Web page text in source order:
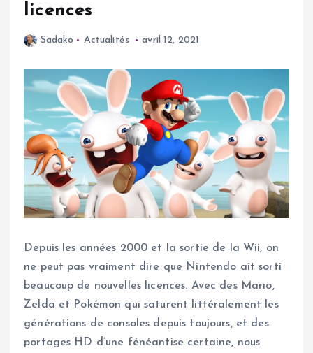
licences
Sadako Actualités avril 12, 2021
Depuis les années 2000 et la sortie de la Wii, on
ne peut pas vraiment dire que Nintendo ait sorti
beaucoup de nouvelles licences. Avec des Mario,
Zelda et Pokémon qui saturent littéralement les
générations de consoles depuis toujours, et des
portages HD d’une fénéantise certaine, nous